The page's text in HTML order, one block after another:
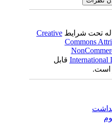
تحت شرایطCreative
Commons
قابل